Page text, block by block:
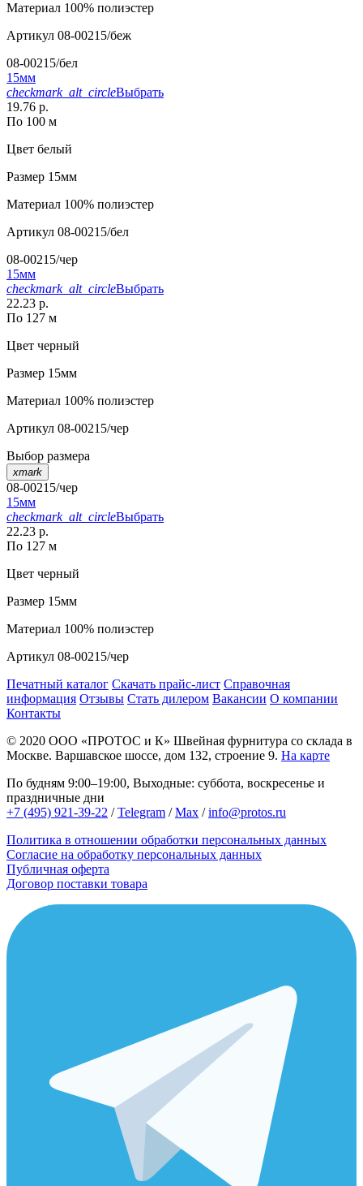
Материал 100% полиэстер
Артикул 08-00215/беж
08-00215/бел
15мм
checkmark_alt_circleВыбрать
19.76 р.
По 100 м
Цвет белый
Размер 15мм
Материал 100% полиэстер
Артикул 08-00215/бел
08-00215/чер
15мм
checkmark_alt_circleВыбрать
22.23 р.
По 127 м
Цвет черный
Размер 15мм
Материал 100% полиэстер
Артикул 08-00215/чер
Выбор размера
xmark
08-00215/чер
15мм
checkmark_alt_circleВыбрать
22.23 р.
По 127 м
Цвет черный
Размер 15мм
Материал 100% полиэстер
Артикул 08-00215/чер
Печатный каталог Скачать прайс-лист Справочная
информация Отзывы Стать дилером Вакансии О компании
Контакты
© 2020 ООО «ПРОТОС и К» Швейная фурнитура со склада в
Москве. Варшавское шоссе, дом 132, строение 9. На карте
По будням 9:00–19:00, Выходные: суббота, воскресенье и
праздничные дни
+7 (495) 921-39-22 /Telegram /Max /info@protos.ru
Политика в отношении обработки персональных данных
Согласие на обработку персональных данных
Публичная оферта
Договор поставки товара